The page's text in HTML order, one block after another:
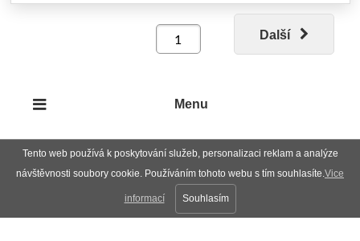
Tento web používá k poskytování služeb, personalizaci reklam a analýze
návštěvnosti soubory cookie. Používáním tohoto webu s tím souhlasíte.Vice
informací Souhlasím
Další
Menu